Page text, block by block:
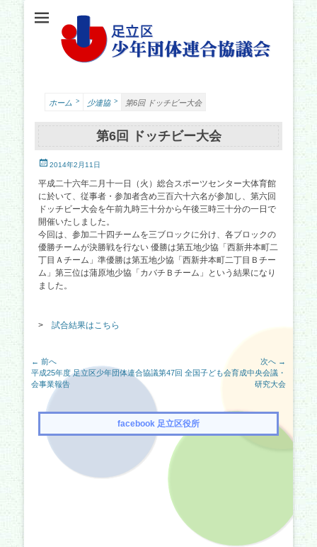
足立区少年団体連
合協議会
足立少年団体連合協議会（少連協）は、地域の力と行政をつなぐ役割を担い、足立
区の子どもたちの健やかな成長を願い、活動しています。
ホーム > 少連協 > 第6回 ドッチビー大会
第6回 ドッチビー大会
投
日
2014年2月11日
平成二十六年二月十一日（火）総合スポーツセンター大体育館
に於いて、従事者・参加者含め三百六十六名が参加し、第六回
ドッチビー大会を午前九時三十分から午後三時三十分の一日で
開催いたしました。
今回は、参加二十四チームを三ブロックに分け、各ブロックの
優勝チームが決勝戦を行ない 優勝は第五地少協「西新井本町二
丁目Ａチーム」準優勝は第五地少協「西新井本町二丁目Ｂチー
ム」第三位は蒲原地少協「カバチＢチーム」という結果になり
ました。
> 試合結果はこちら
投
稿
ビ
ゲ
← 前へ
前
の
平成25年度 足立区少年団体連合協議
会事業報告
次へ →
次
第47回 全国子ども会育成中央会議・
研究大会
facebook 足立区役所